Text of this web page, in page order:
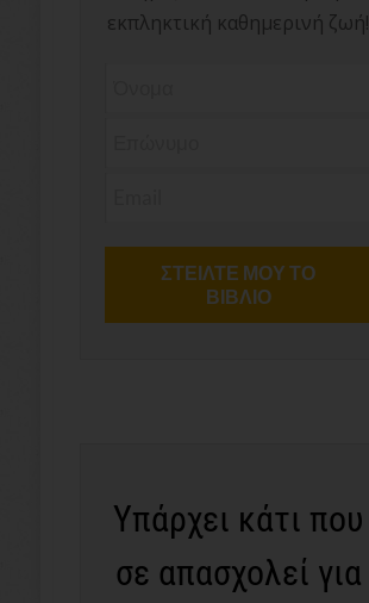
εκπληκτική καθημερινή ζωή!
Υπάρχει κάτι που
σε απασχολεί για